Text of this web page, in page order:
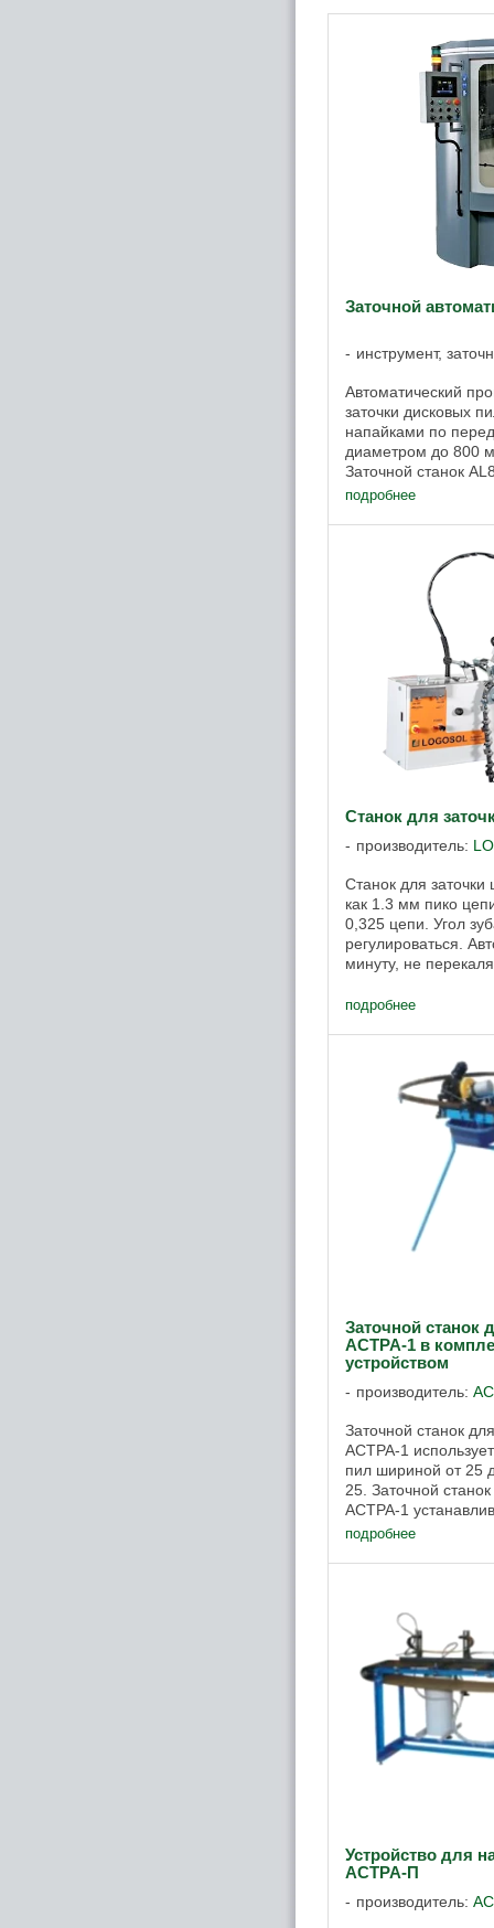
Заточной
инструмент,
Автоматический
заточки дисковых
напайками по
диаметром до 800
Заточной станок
заточных участков
подробнее
Станок для
производитель:
Станок для заточки
как 1.3 мм пико
0,325 цепи. Угол
регулироваться.
минуту, не
подробнее
Заточной станок
АСТРА-1 в
устройством
производитель:
Заточной станок
АСТРА-1
пил шириной от 25
25. Заточной
АСТРА-1
на которой
подробнее
Устройство для
АСТРА-П
производитель: